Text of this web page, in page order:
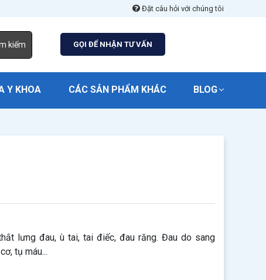
Đặt câu hỏi với chúng tôi
kiếm GỌI ĐỂ NHẬN TƯ VẤN
Y KHOA CÁC SẢN PHẨM KHÁC BLOG
lưng đau, ù tai, tai điếc, đau răng. Đau do sang
tụ máu...